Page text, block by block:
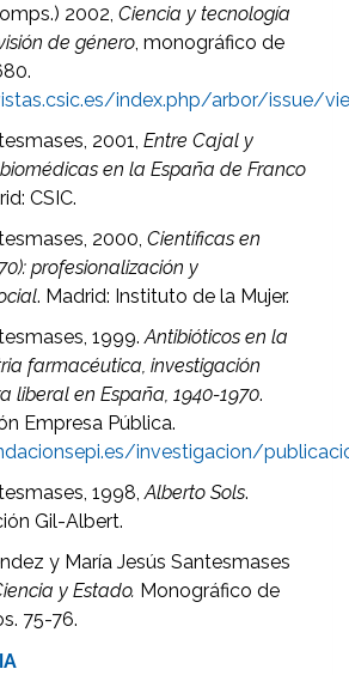
2002,Ciencia y tecnología
de género, monográfico de
index.php/arbor/issue/
2001,Entre Cajal y
en la España de Franco
CSIC.
2000,Científicas en
profesionalización y
. Madrid: Instituto de la Mujer.
1999.Antibióticos en la
farmacéutica, investigación
liberal en España, 1940-1970.
Empresa Pública.
investigacion/
1998,Alberto Sols.
Gil-Albert.
y María Jesús Santesmases
y Estado. Monográfico de
75-76.